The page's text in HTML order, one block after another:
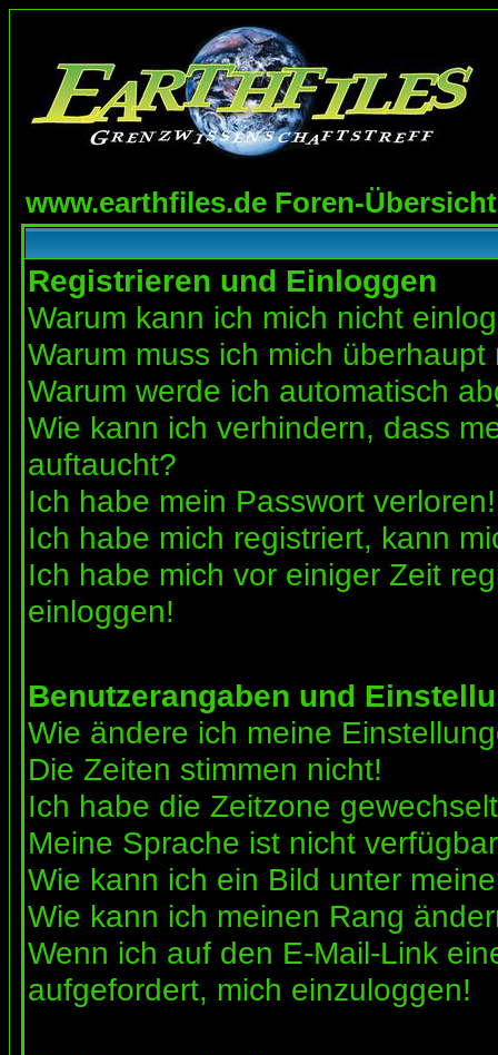
www.earthfiles.de Foren-Übersicht
Registrieren und Einloggen
Warum kann ich mich nicht
Warum muss ich mich überhaupt
Warum werde ich automatisch
Wie kann ich verhindern, dass
auftaucht?
Ich habe mein Passwort verloren!
Ich habe mich registriert, kann
Ich habe mich vor einiger Zeit
einloggen!
Benutzerangaben und
Wie ändere ich meine
Die Zeiten stimmen nicht!
Ich habe die Zeitzone
Meine Sprache ist nicht
Wie kann ich ein Bild unter
Wie kann ich meinen Rang
Wenn ich auf den E-Mail-Link
aufgefordert, mich einzuloggen!